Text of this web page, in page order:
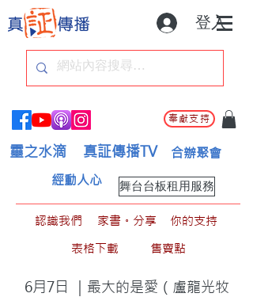
登入
奉獻支持
靈之水滴 真証傳播TV 合辦聚會
舞台台板租用服務
經動人心
認識我們 家書。分享
你的支持
表格下載
售賣點
6月7日 ｜最大的是愛（盧龍光牧